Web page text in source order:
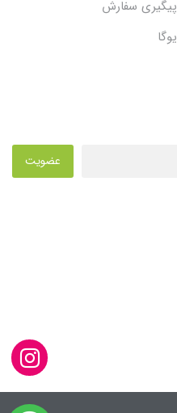
پیگیری سفارش
یوگا
عضویت